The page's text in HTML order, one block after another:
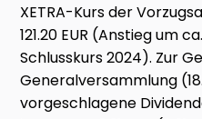
XETRA-Kurs der
121.20 EUR (Anstieg um
Schlusskurs 2024). Zur
Generalversammlung
vorgeschlagene